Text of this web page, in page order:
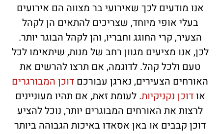
אנו מודעים לכך שאירועי בר מצווה הם אירועים
בעלי אופי מיוחד, שצריכים להתאים הן לקהל
הצעיר, קרי החוגג וחבריו, והן לקהל הבוגר יותר.
לכן, אנו מציעים מגוון רחב של מנות, שיתאימו לכל
טעם ולכל קהל. לדוגמה, אם תרצו להרשים את
האורחים הצעירים, נארגן עבורכם דוכן המבורגרים
אודוכן נקניקיות. לעומת זאת, אם תהיו מעוניינים
לרצות את האורחים המבוגרים יותר, נוכל להציע
דוכן קבבים או באן אסאדו באיכות הגבוהה ביותר